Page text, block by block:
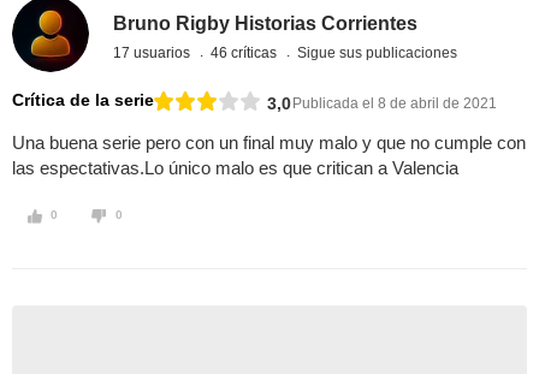
Bruno Rigby Historias Corrientes
17 usuarios 46 críticas Sigue sus publicaciones
Crítica de la serie 3,0Publicada el 8 de abril de 2021
Una buena serie pero con un final muy malo y que no cumple con
las espectativas.Lo único malo es que critican a Valencia
0 0